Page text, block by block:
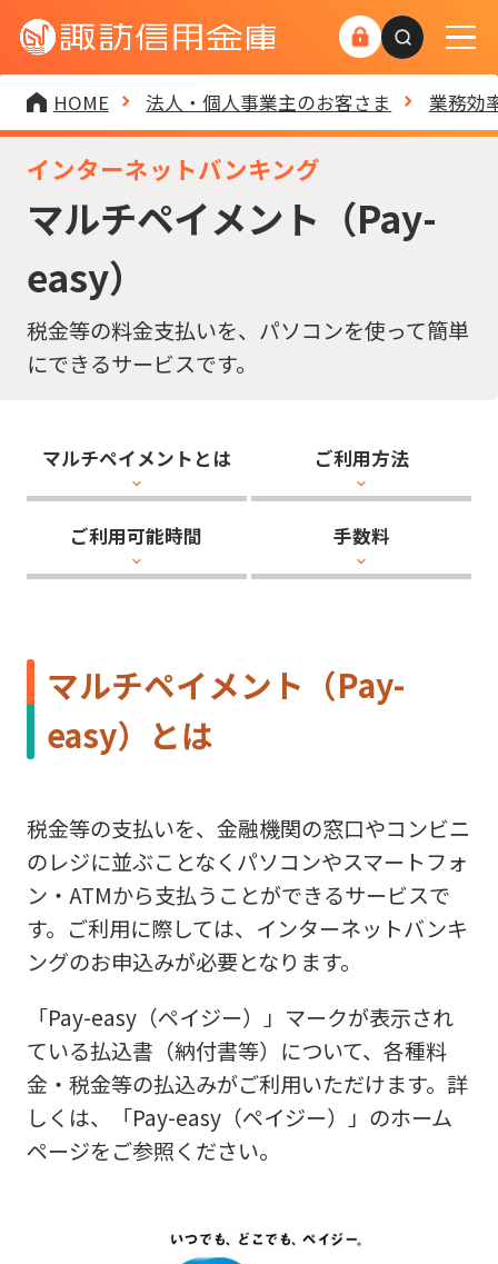
検索キーワ
HOME 法人・個人事業主のお客さま 業務効
インターネットバンキング
マルチペイメント（Pay-
easy）
税金等の料金支払いを、パソコンを使って簡単
にできるサービスです。
マルチペイメントとは ご利用方法
ご利用可能時間 手数料
マルチペイメント（Pay-
easy）とは
税金等の支払いを、金融機関の窓口やコンビニ
のレジに並ぶことなくパソコンやスマートフォ
ン・ATMから支払うことができるサービスで
す。ご利用に際しては、インターネットバンキ
ングのお申込みが必要となります。
「Pay-easy（ペイジー）」マークが表示され
ている払込書（納付書等）について、各種料
金・税金等の払込みがご利用いただけます。詳
しくは、「Pay-easy（ペイジー）」のホーム
ページをご参照ください。